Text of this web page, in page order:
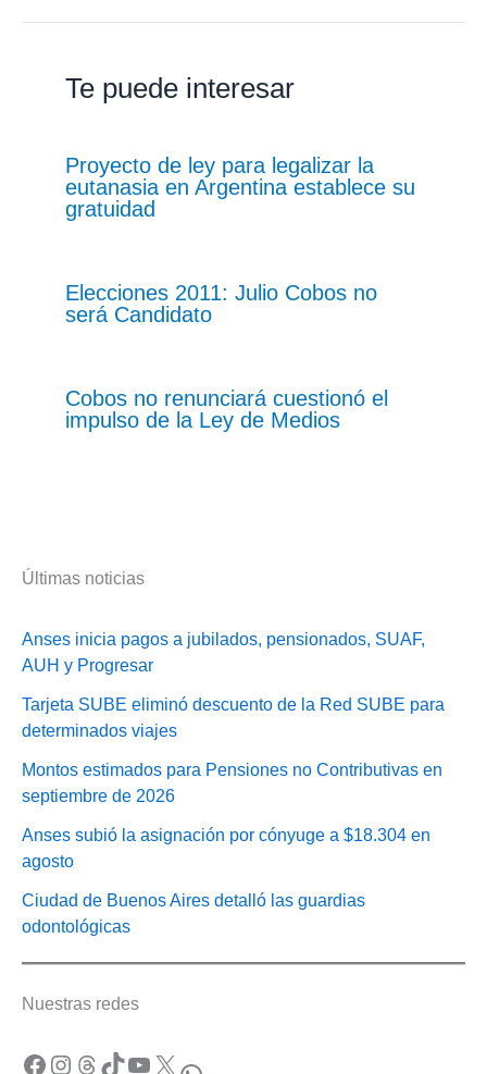
Te puede interesar
Proyecto de ley para legalizar la
eutanasia en Argentina establece su
gratuidad
Elecciones 2011: Julio Cobos no
será Candidato
Cobos no renunciará cuestionó el
impulso de la Ley de Medios
Últimas noticias
Anses inicia pagos a jubilados, pensionados, SUAF,
AUH y Progresar
Tarjeta SUBE eliminó descuento de la Red SUBE para
determinados viajes
Montos estimados para Pensiones no Contributivas en
septiembre de 2026
Anses subió la asignación por cónyuge a $18.304 en
agosto
Ciudad de Buenos Aires detalló las guardias
odontológicas
Nuestras redes
Facebook Instagram Threads TikTok YouTube X